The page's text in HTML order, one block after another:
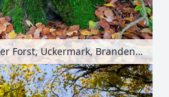
Buchenwald im Grumsiner Forst, Uckermark, Brandenburg, Deutschland